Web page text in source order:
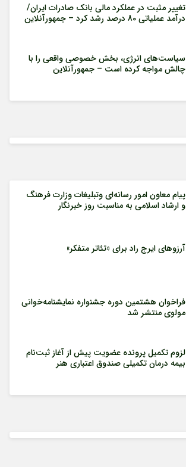
تغییر مثبت در عملکرد مالی بانک صادرات ایران/
درآمد عملیاتی 80 درصد رشد کرد – جمهورآنلاین
سیاست‌های انرژی، بخش خصوصی واقعی را با
چالش مواجه کرده است – جمهورآنلاین
پیام معاون امور رسانه‌ای وتبلیغات وزارت فرهنگ
و ارشاد اسلامی به مناسبت روز خبرنگار
آرزوهای ایرج راد برای «تئاتر متفکر»
فراخوان هشتمین دوره جشنواره نمایشنامه‌خوانی
مولوی منتشر شد
لزوم تکمیل پرونده عضویت پیش از آغاز ثبت‌نام
بیمه درمان تکمیلی صندوق اعتباری هنر